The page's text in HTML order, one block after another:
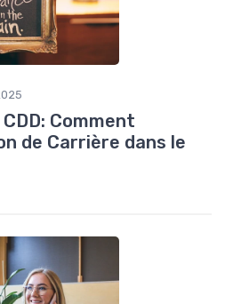
Comment
de Carrière dans le